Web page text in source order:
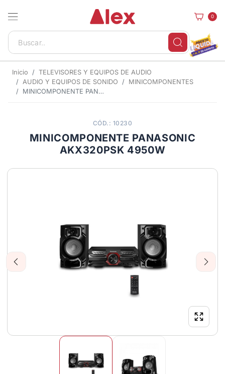
0
Inicio
TELEVISORES Y EQUIPOS DE AUDIO
AUDIO Y EQUIPOS DE SONIDO
MINICOMPONENTES
MINICOMPONENTE PANASONIC AKX320PSK 4950W
CÓD.: 10230
MINICOMPONENTE PANASONIC
AKX320PSK 4950W
Previous Next